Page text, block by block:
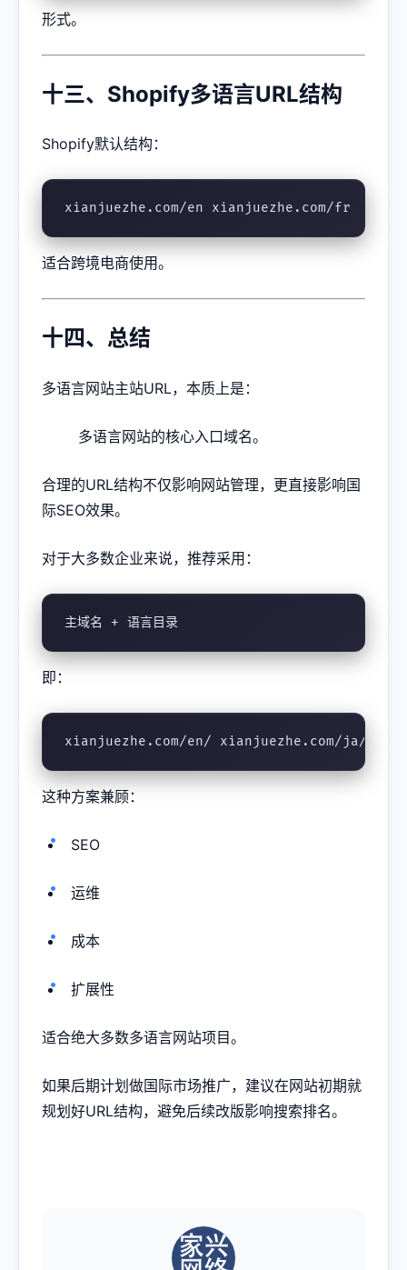
形式。
十三、Shopify多语言URL结构
Shopify默认结构：
xianjuezhe.com/en xianjuezhe.com/fr
适合跨境电商使用。
十四、总结
多语言网站主站URL，本质上是：
多语言网站的核心入口域名。
合理的URL结构不仅影响网站管理，更直接影响国
际SEO效果。
对于大多数企业来说，推荐采用：
主域名 + 语言目录
即：
xianjuezhe.com/en/ xianjuezhe.com/ja/
这种方案兼顾：
SEO
运维
成本
扩展性
适合绝大多数多语言网站项目。
如果后期计划做国际市场推广，建议在网站初期就
规划好URL结构，避免后续改版影响搜索排名。